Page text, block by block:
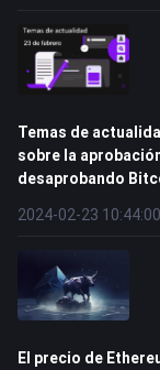
Temas de
sobre la
desaprobando
2024-02-23 10:44:00
El precio de